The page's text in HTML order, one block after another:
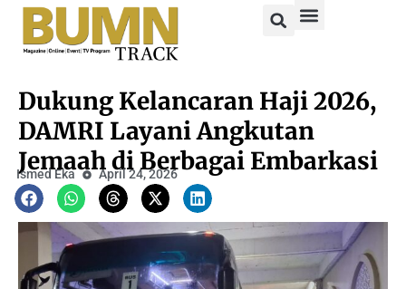
Dukung Kelancaran Haji 2026,
DAMRI Layani Angkutan
Jemaah di Berbagai Embarkasi
Ismed Eka April 24, 2026